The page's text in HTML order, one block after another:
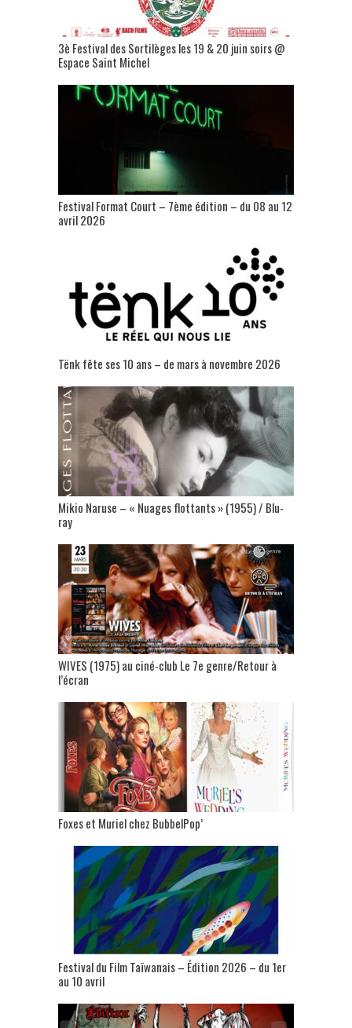
3è Festival des Sortilèges les 19 & 20 juin soirs @
Espace Saint Michel
Festival Format Court – 7ème édition – du 08 au 12
avril 2026
Tënk fête ses 10 ans – de mars à novembre 2026
Mikio Naruse – « Nuages flottants » (1955) / Blu-
ray
WIVES (1975) au ciné-club Le 7e genre/Retour à
l’écran
Foxes et Muriel chez BubbelPop’
Festival du Film Taïwanais – Édition 2026 – du 1er
au 10 avril